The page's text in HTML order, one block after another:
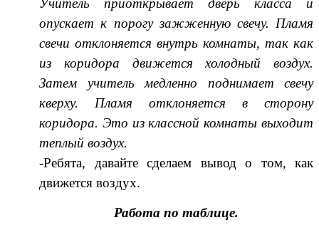
Учитель приоткрывает дверь класса и
опускает к порогу зажженную свечу. Пламя
свечи отклоняется внутрь комнаты, так как
из коридора движется холодный воздух.
Затем учитель медленно поднимает свечу
кверху. Пламя отклоняется в сторону
коридора. Это из классной комнаты выходит
теплый воздух.
-Ребята, давайте сделаем вывод о том, как
движется воздух.
Работа по таблице.